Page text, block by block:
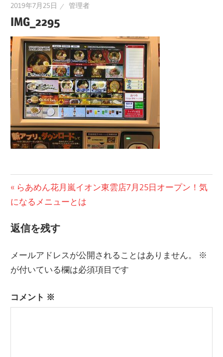
2019年7月25日 管理者
IMG_2295
投
稿
ナ
ゲ
シ
前
の
事:
らあめん花月嵐イオン東雲店7月25日オープン！気
になるメニューとは
返信を残す
メールアドレスが公開されることはありません。
※
が付いている欄は必須項目です
コメント ※